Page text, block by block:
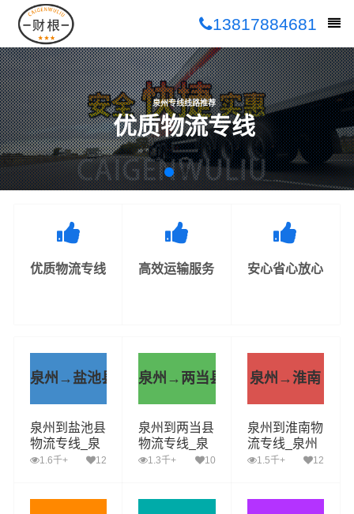
13817884681
泉州专线线路推荐
优质物流专线
优质物流专线 高效运输服务 安心省心放心
泉州→盐池县
泉州到盐池县
物流专线_泉
州到盐池县货
1.6千+ 12
泉州→两当县
泉州到两当县
物流专线_泉
州到两当县货
1.3千+ 10
泉州→淮南
泉州到淮南物
流专线_泉州
到淮南货运公
1.5千+ 12